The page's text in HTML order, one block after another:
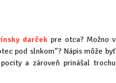
darček pre otca? Možno v
pod slnkom”? Nápis môže byť
a zároveň prinášal trochu